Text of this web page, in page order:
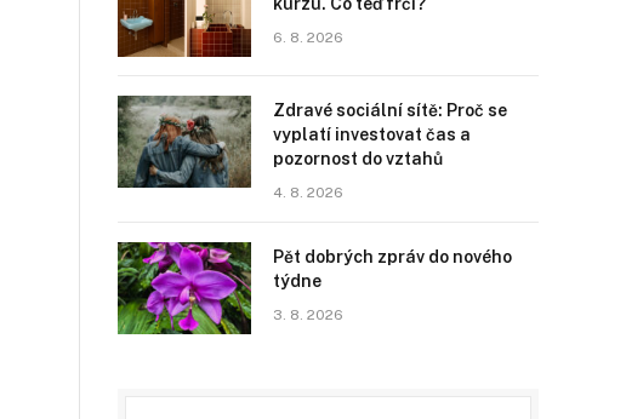
6. 8. 2026
Zdravé sociální sítě: Proč se
vyplatí investovat čas a
pozornost do vztahů
4. 8. 2026
Pět dobrých zpráv do nového
týdne
3. 8. 2026